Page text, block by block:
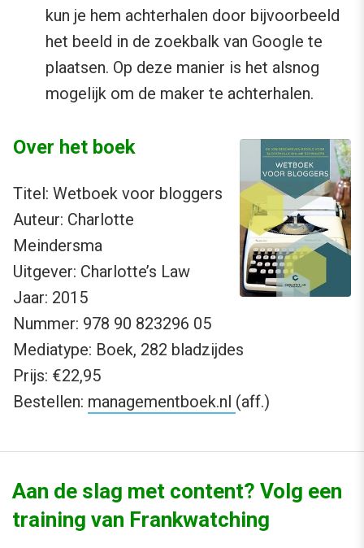
kun je hem achterhalen door bijvoorbeeld
het beeld in de zoekbalk van Google te
plaatsen. Op deze manier is het alsnog
mogelijk om de maker te achterhalen.
Over het boek
Titel: Wetboek voor bloggers
Auteur: Charlotte
Meindersma
Uitgever: Charlotte’s Law
Jaar: 2015
Nummer: 978 90 823296 05
Mediatype: Boek, 282 bladzijdes
Prijs: €22,95
Bestellen: managementboek.nl (aff.)
Aan de slag met content? Volg een
training van Frankwatching